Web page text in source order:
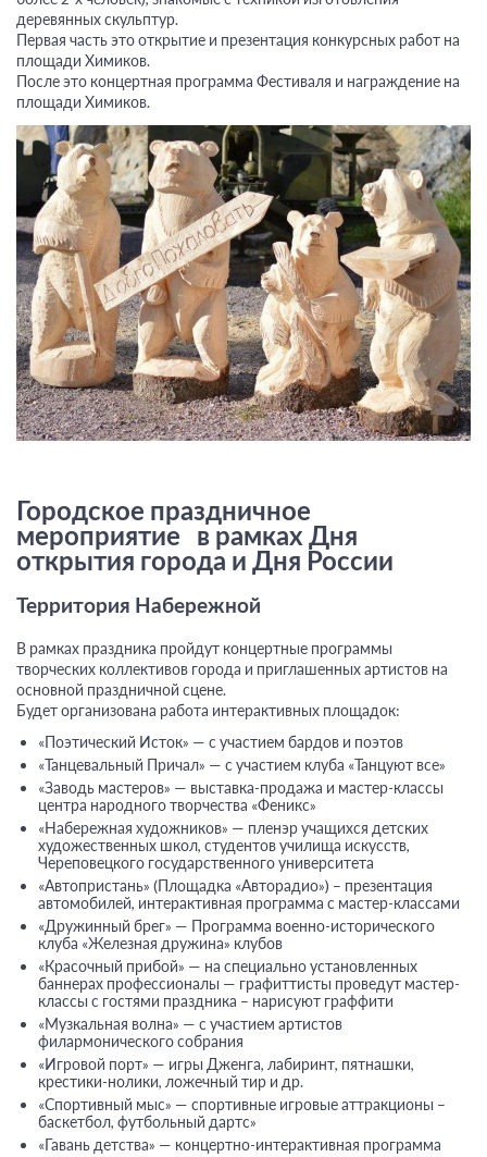
деревянных скульптур.
Первая часть это открытие и презентация конкурсных работ на
площади Химиков.
После это концертная программа Фестиваля и награждение на
площади Химиков.
Городское праздничное
мероприятие в рамках Дня
открытия города и Дня России
Территория Набережной
В рамках праздника пройдут концертные программы
творческих коллективов города и приглашенных артистов на
основной праздничной сцене.
Будет организована работа интерактивных площадок:
«Поэтический Исток» — с участием бардов и поэтов
«Танцевальный Причал» — с участием клуба «Танцуют все»
«Заводь мастеров» — выставка-продажа и мастер-классы
центра народного творчества «Феникс»
«Набережная художников» — пленэр учащихся детских
художественных школ, студентов училища искусств,
Череповецкого государственного университета
«Автопристань» (Площадка «Авторадио») – презентация
автомобилей, интерактивная программа с мастер-классами
«Дружинный брег» — Программа военно-исторического
клуба «Железная дружина» клубов
«Красочный прибой» — на специально установленных
баннерах профессионалы — графиттисты проведут мастер-
классы с гостями праздника – нарисуют граффити
«Музкальная волна» — с участием артистов
филармонического собрания
«Игровой порт» — игры Дженга, лабиринт, пятнашки,
крестики-нолики, ложечный тир и др.
«Спортивный мыс» — спортивные игровые аттракционы –
баскетбол, футбольный дартс»
«Гавань детства» — концертно-интерактивная программа